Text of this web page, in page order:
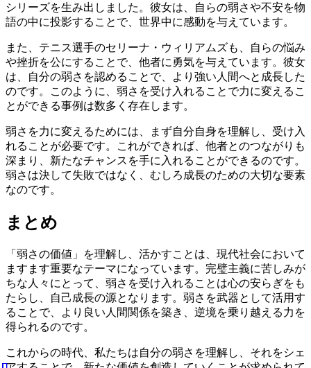
シリーズを生み出しました。彼女は、自らの弱さや不安を物
語の中に投影することで、世界中に感動を与えています。
また、テニス選手のセリーナ・ウィリアムズも、自らの悩み
や挫折を公にすることで、他者に勇気を与えています。彼女
は、自分の弱さを認めることで、より強い人間へと成長した
のです。このように、弱さを受け入れることで力に変えるこ
とができる事例は数多く存在します。
弱さを力に変えるためには、まず自分自身を理解し、受け入
れることが必要です。これができれば、他者とのつながりも
深まり、新たなチャンスを手に入れることができるのです。
弱さは決して失敗ではなく、むしろ成長のための大切な要素
なのです。
まとめ
「弱さの価値」を理解し、活かすことは、現代社会において
ますます重要なテーマになっています。完璧主義に苦しみが
ちな人々にとって、弱さを受け入れることは心の安らぎをも
たらし、自己成長の源となります。弱さを武器として活用す
ることで、より良い人間関係を築き、逆境を乗り越える力を
得られるのです。
これからの時代、私たちは自分の弱さを理解し、それをシェ